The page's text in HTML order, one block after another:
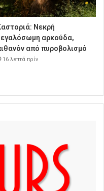
Νεκρή
αρκούδα,
από πυροβολισμό
16 λεπτά πρίν